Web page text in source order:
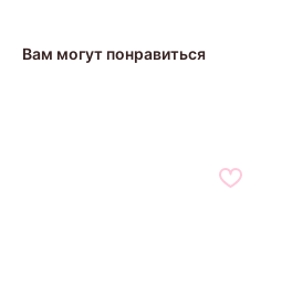
Вам могут понравиться